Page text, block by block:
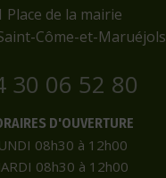
Place de la mairie
Côme-et-Maruéjols
30 06 52 80
D'OUVERTURE
08h30 à 12h00
08h30 à 12h00